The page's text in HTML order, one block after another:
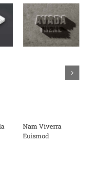
Nam Viverra
Euismod